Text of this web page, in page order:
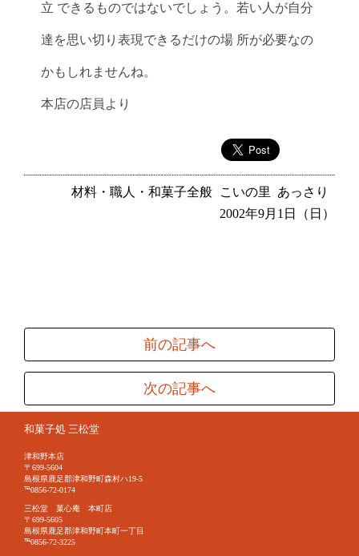
立 できるものではないでしょう。若い人が自分
達を思い切り表現できるだけの場 所が必要なの
かもしれませんね。
本店の店員より
材料・職人・和菓子全般 こいの里
あっさり
2002年9月1日（日）
前の記事へ
次の記事へ
和菓子処 三松堂
津和野本店
〒699-5604
島根県鹿足郡津和野町森村ハ19-5
℡0856-72-0174
三松堂 菓心庵 本町店
〒699-5605
島根県鹿足郡津和野町本町一丁目
℡0856-72-3225